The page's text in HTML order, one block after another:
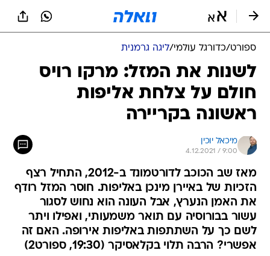
ספורט/כדורגל עולמי/ליגה גרמנית
לשנות את המזל: מרקו רויס
חולם על צלחת אליפות
ראשונה בקריירה
מיכאל יוכין
4.12.2021 / 9:00
מאז שב הכוכב לדורטמונד ב-2012, התחיל רצף
הזכיות של באיירן מינכן באליפות. חוסר המזל רודף
את האמן הנערץ, אבל העונה הוא נחוש לסגור
עשור בבורוסיה עם תואר משמעותי, ואפילו ויתר
לשם כך על השתתפות באליפות אירופה. האם זה
אפשרי? הרבה תלוי בקלאסיקר (19:30, ספורט2)